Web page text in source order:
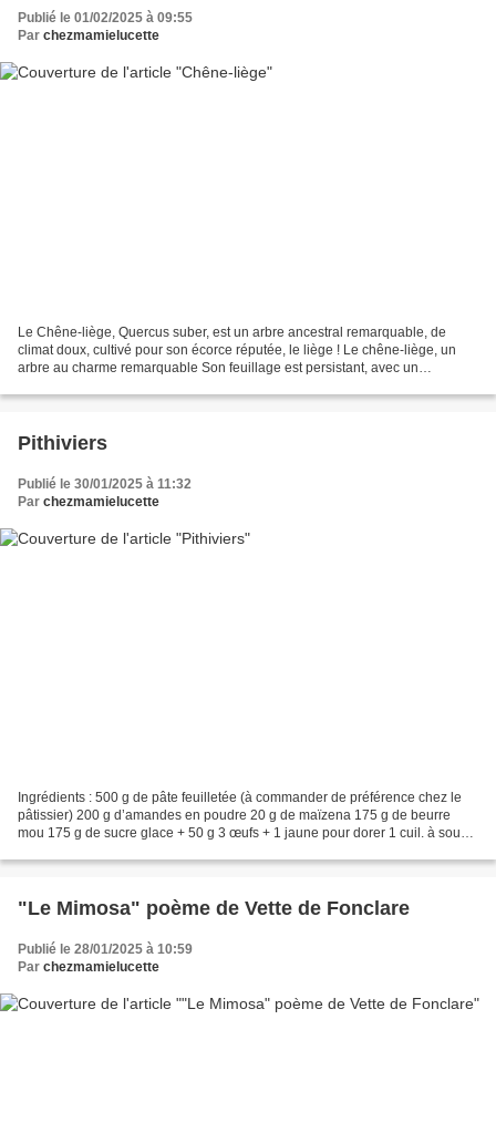
Publié le 01/02/2025 à 09:55
Par chezmamielucette
Le Chêne-liège, Quercus suber, est un arbre ancestral remarquable, de
climat doux, cultivé pour son écorce réputée, le liège ! Le chêne-liège, un
arbre au charme remarquable Son feuillage est persistant, avec un
Pithiviers
Publié le 30/01/2025 à 11:32
Par chezmamielucette
Ingrédients : 500 g de pâte feuilletée (à commander de préférence chez le
pâtissier) 200 g d’amandes en poudre 20 g de maïzena 175 g de beurre
mou 175 g de sucre glace + 50 g 3 œufs + 1 jaune pour dorer 1 cuil. à soupe
"Le Mimosa" poème de Vette de Fonclare
Publié le 28/01/2025 à 10:59
Par chezmamielucette